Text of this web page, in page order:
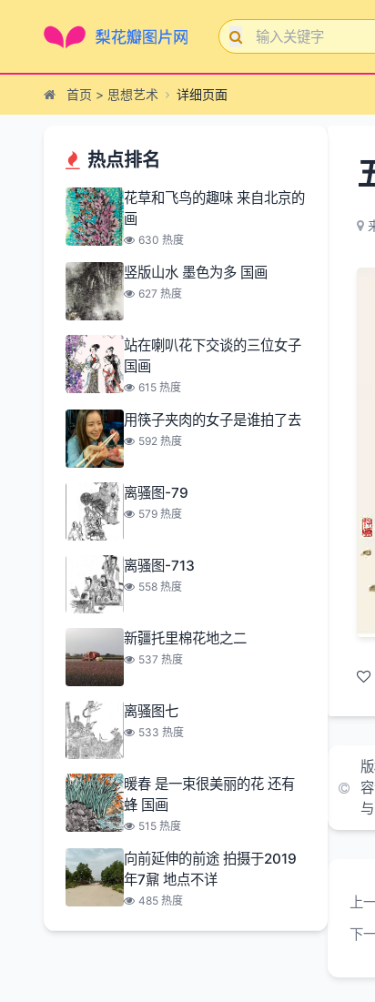
首页 > 思想艺术 详细页面
热点排名
花草和飞鸟的趣味 来自北京的
画
630 热度
竖版山水 墨色为多 国画
627 热度
站在喇叭花下交谈的三位女子
国画
615 热度
用筷子夹肉的女子是谁拍了去
592 热度
离骚图-79
579 热度
离骚图-713
558 热度
新疆托里棉花地之二
537 热度
离骚图七
533 热度
暖春 是一束很美丽的花 还有
蜂 国画
515 热度
向前延伸的前途 拍摄于2019
年7鼐 地点不详
485 热度 上
下